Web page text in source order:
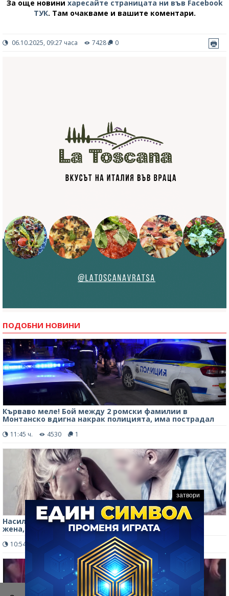
За още новини харесайте страницата ни във Facebook
ТУК. Там очакваме и вашите коментари.
06.10.2025, 09:27 часа 7428 0
ПОДОБНИ НОВИНИ
Кърваво меле! Бой между 2 ромски фамилии в
Монтанско вдигна накрак полицията, има пострадал
11:45 ч. 4530 1
Насилие във Врачанско! Дядо тормози младата си
жена, тя се оплака в полицията
10:54 ч. 3357 2
затвори